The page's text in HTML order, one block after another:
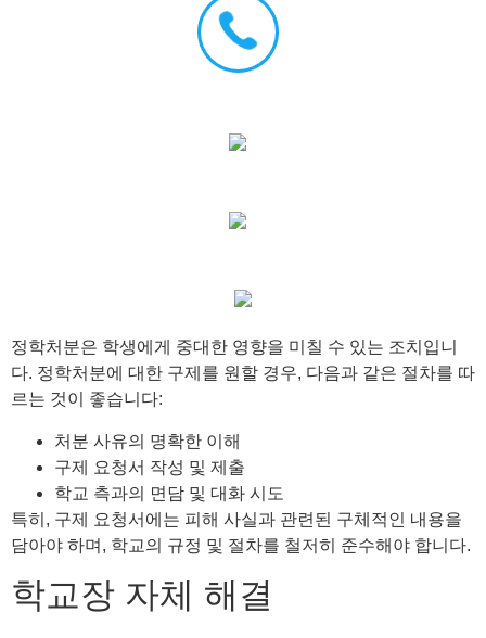
정학처분은 학생에게 중대한 영향을 미칠 수 있는 조치입니
다. 정학처분에 대한 구제를 원할 경우, 다음과 같은 절차를 따
르는 것이 좋습니다:
처분 사유의 명확한 이해
구제 요청서 작성 및 제출
학교 측과의 면담 및 대화 시도
특히, 구제 요청서에는 피해 사실과 관련된 구체적인 내용을
담아야 하며, 학교의 규정 및 절차를 철저히 준수해야 합니다.
학교장 자체 해결